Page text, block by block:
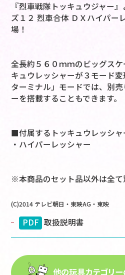
『烈車戦隊トッキュウジャー
ズ１２ 烈車合体 ＤＸハイパー
場！
全長約５６０ｍｍのビッグス
キュウレッシャーが３モード
ターミナル」モードでは、別
ーを搭載することもできます。
■付属するトッキュウレッシャ
・ハイパーレッシャー
※本商品のセット品以外は全て
(C)2014 テレビ朝日・東映AG・東映
PDF 取扱説明書